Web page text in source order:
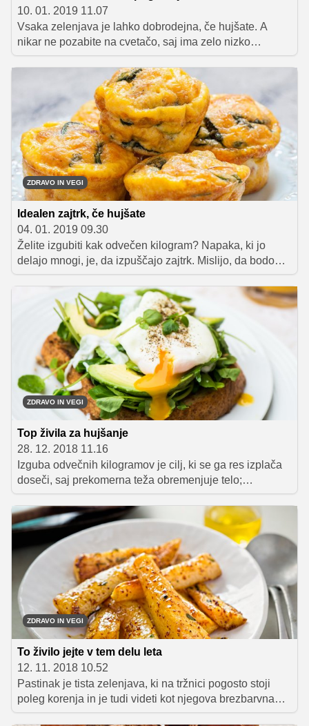
10. 01. 2019 11.07
Vsaka zelenjava je lahko dobrodejna, če hujšate. A
nikar ne pozabite na cvetačo, saj ima zelo nizko
energijsko vrednost, hkrati pa vsebuje tudi ogromno
različnih vitaminov in mineralov. Še posebej bogata je z
vitaminom C, pohvali pa se lahko tudi z vitamini K, B5,
B6, B8 in B9 ter z mineraloma kalijem in magnezijem.
Sodi med najlažje prebavljive vrste zelenjave, hkrati pa
ugodno vpliva na prebavo in presnovo.
ZDRAVO IN VEGI
Idealen zajtrk, če hujšate
04. 01. 2019 09.30
Želite izgubiti kak odvečen kilogram? Napaka, ki jo
delajo mnogi, je, da izpuščajo zajtrk. Mislijo, da bodo
tako v dnevu zaužili manj kalorij. A zgodi se ravno
nasprotno. Zvečer, ko bi morali pojesti le še kakšno
zelenjavno juho, dobijo nezadržno željo, da izropajo
hladilnik. Da bi to preprečili, začnite dan z zajtrkom. Naj
pa ta vsebuje zdrava živila, ki vam bodo pomagala
doseči cilj.
ZDRAVO IN VEGI
Top živila za hujšanje
28. 12. 2018 11.16
Izguba odvečnih kilogramov je cilj, ki se ga res izplača
doseči, saj prekomerna teža obremenjuje telo;
kratkoročno vodi k slabšemu počutju, dolgoročno pa k
boleznim. A po katerih živilih poseči, če želimo shujšati?
ZDRAVO IN VEGI
To živilo jejte v tem delu leta
12. 11. 2018 10.52
Pastinak je tista zelenjava, ki na tržnici pogosto stoji
poleg korenja in je tudi videti kot njegova brezbarvna
različica. A čeprav tudi je sorodnik korenja in ga je